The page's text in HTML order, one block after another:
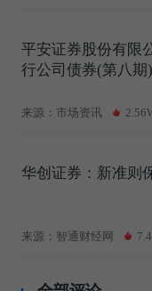
平安证券股份有限
行公司债券(第八
来源：市场资讯
华创证券：新准则
来源：智通财经网